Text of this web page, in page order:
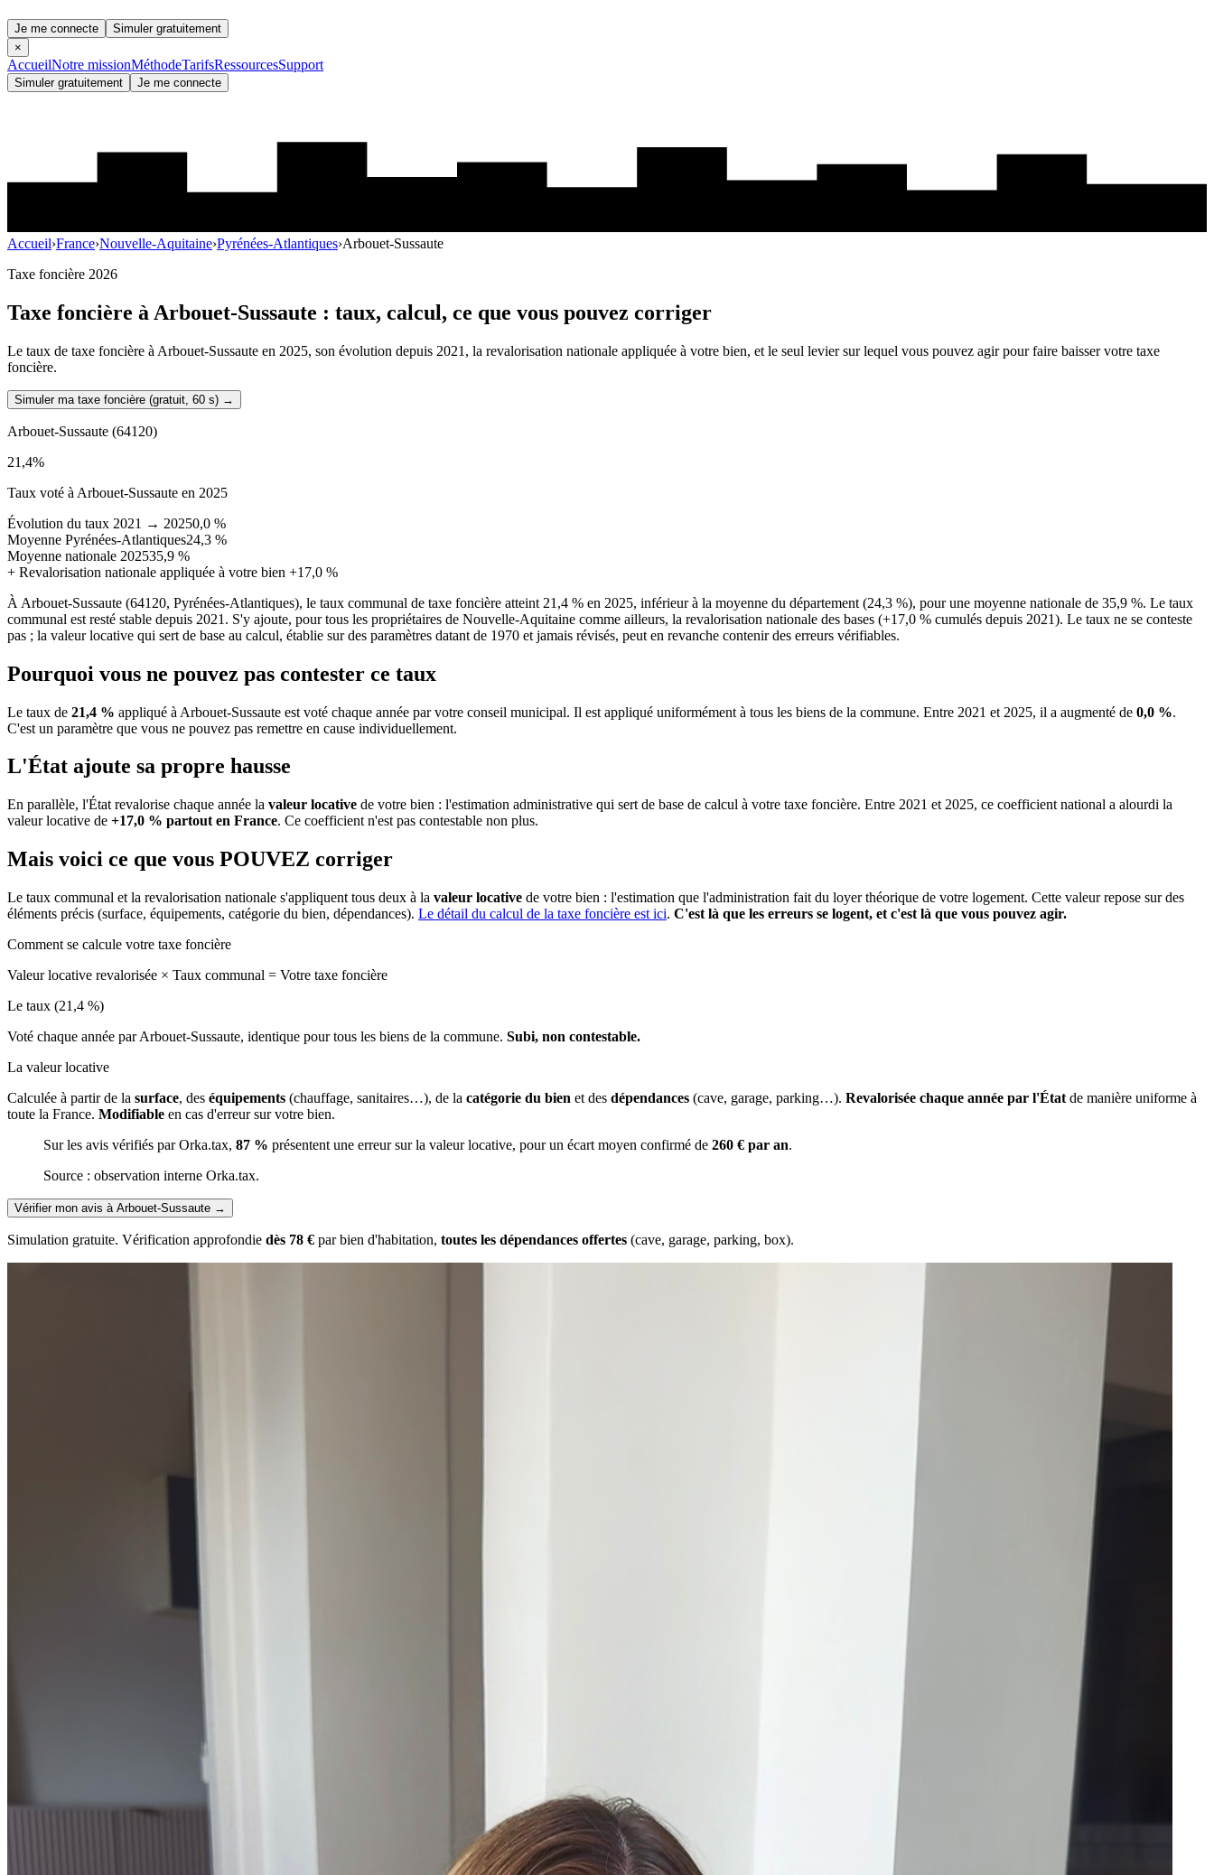
Je me connecte
Simuler gratuitement
×
AccueilNotre missionMéthodeTarifsRessourcesSupport
Simuler gratuitement Je me connecte
Accueil›France›Nouvelle-Aquitaine›Pyrénées-Atlantiques›Arbouet-Sussaute
Taxe foncière 2026
Taxe foncière à Arbouet-Sussaute : taux, calcul, ce que vous pouvez corriger
Le taux de taxe foncière à Arbouet-Sussaute en 2025, son évolution depuis 2021, la revalorisation nationale appliquée à votre bien, et le seul levier sur lequel vous pouvez agir pour faire baisser votre taxe
foncière.
Simuler ma taxe foncière (gratuit, 60 s) →
Arbouet-Sussaute (64120)
21,4%
Taux voté à Arbouet-Sussaute en 2025
Évolution du taux 2021 → 20250,0 %
Moyenne Pyrénées-Atlantiques24,3 %
Moyenne nationale 202535,9 %
+ Revalorisation nationale appliquée à votre bien +17,0 %
À Arbouet-Sussaute (64120, Pyrénées-Atlantiques), le taux communal de taxe foncière atteint 21,4 % en 2025, inférieur à la moyenne du département (24,3 %), pour une moyenne nationale de 35,9 %. Le taux
communal est resté stable depuis 2021. S'y ajoute, pour tous les propriétaires de Nouvelle-Aquitaine comme ailleurs, la revalorisation nationale des bases (+17,0 % cumulés depuis 2021). Le taux ne se conteste
pas ; la valeur locative qui sert de base au calcul, établie sur des paramètres datant de 1970 et jamais révisés, peut en revanche contenir des erreurs vérifiables.
Pourquoi vous ne pouvez pas contester ce taux
Le taux de 21,4 % appliqué à Arbouet-Sussaute est voté chaque année par votre conseil municipal. Il est appliqué uniformément à tous les biens de la commune. Entre 2021 et 2025, il a augmenté de 0,0 %.
C'est un paramètre que vous ne pouvez pas remettre en cause individuellement.
L'État ajoute sa propre hausse
En parallèle, l'État revalorise chaque année la valeur locative de votre bien : l'estimation administrative qui sert de base de calcul à votre taxe foncière. Entre 2021 et 2025, ce coefficient national a alourdi la
valeur locative de +17,0 % partout en France. Ce coefficient n'est pas contestable non plus.
Mais voici ce que vous POUVEZ corriger
Le taux communal et la revalorisation nationale s'appliquent tous deux à la valeur locative de votre bien : l'estimation que l'administration fait du loyer théorique de votre logement. Cette valeur repose sur des
éléments précis (surface, équipements, catégorie du bien, dépendances). Le détail du calcul de la taxe foncière est ici. C'est là que les erreurs se logent, et c'est là que vous pouvez agir.
Comment se calcule votre taxe foncière
Valeur locative revalorisée × Taux communal = Votre taxe foncière
Le taux (21,4 %)
Voté chaque année par Arbouet-Sussaute, identique pour tous les biens de la commune. Subi, non contestable.
La valeur locative
Calculée à partir de la surface, des équipements (chauffage, sanitaires…), de la catégorie du bien et des dépendances (cave, garage, parking…). Revalorisée chaque année par l'État de manière uniforme à
toute la France. Modifiable en cas d'erreur sur votre bien.
Sur les avis vérifiés par Orka.tax, 87 % présentent une erreur sur la valeur locative, pour un écart moyen confirmé de 260 € par an.
Source : observation interne Orka.tax.
Vérifier mon avis à Arbouet-Sussaute →
Simulation gratuite. Vérification approfondie dès 78 € par bien d'habitation, toutes les dépendances offertes (cave, garage, parking, box).